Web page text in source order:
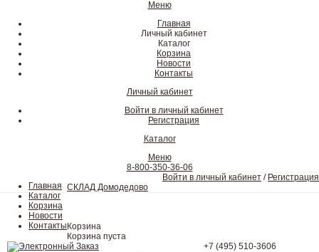
Меню
Главная
Личный кабинет
Каталог
Корзина
Новости
Контакты
Личный кабинет
Войти в личный кабинет
Регистрация
Каталог
Меню
8-800-350-36-06
Главная
Каталог
Корзина
Новости
Контакты
Войти в личный кабинет / Регистрация
СКЛАД Домодедово
Корзина
Корзина пуста
+7 (495) 510-3606